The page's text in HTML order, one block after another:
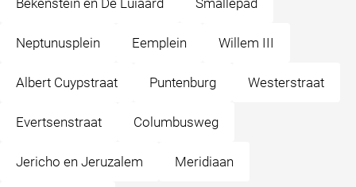
Bekenstein en De Luiaard Smallepad
Neptunusplein Eemplein Willem III
Albert Cuypstraat Puntenburg Westerstraat
Evertsenstraat Columbusweg
Jericho en Jeruzalem Meridiaan